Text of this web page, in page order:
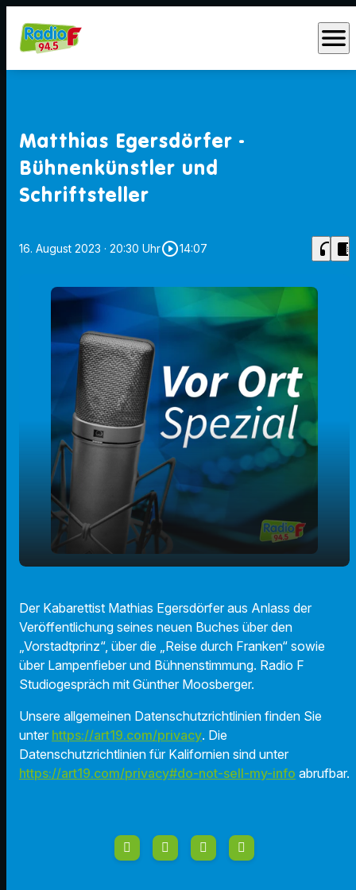
menu
Matthias Egersdörfer -
Bühnenkünstler und
Schriftsteller
16. August 2023 · 20:30 Uhrplay_circle_outline14:07 headphones chrome_reader_mode
play_arrow Schriftsteller
00:00
Der Kabarettist Mathias Egersdörfer aus Anlass der
Veröffentlichung seines neuen Buches über den
„Vorstadtprinz“, über die „Reise durch Franken“ sowie
über Lampenfieber und Bühnenstimmung. Radio F
Studiogespräch mit Günther Moosberger.
Unsere allgemeinen Datenschutzrichtlinien finden Sie
unter https://art19.com/privacy. Die
Datenschutzrichtlinien für Kalifornien sind unter
https://art19.com/privacy#do-not-sell-my-info abrufbar.